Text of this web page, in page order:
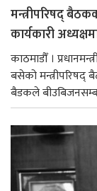
मन्त्रीपरिषद्
कार्यकारी
काठमाडौँ ।
बसेको मन्त्रीपरिषद्
बैडकले